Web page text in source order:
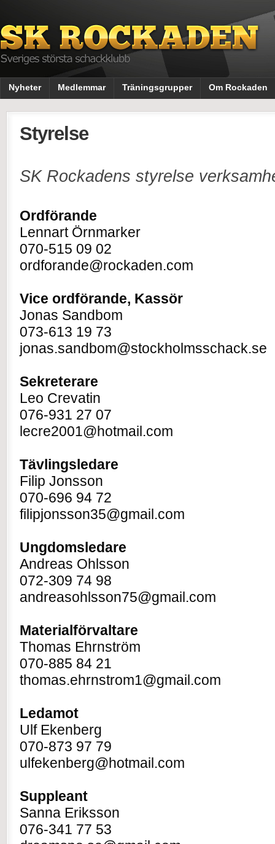
Nyheter Medlemmar Träningsgrupper Om Rockaden
Styrelse
SK Rockadens styrelse
Ordförande
Lennart Örnmarker
070-515 09 02
ordforande@rockaden.com
Vice ordförande, Kassör
Jonas Sandbom
073-613 19 73
jonas.sandbom@stockholmsschack.se
Sekreterare
Leo Crevatin
076-931 27 07
lecre2001@hotmail.com
Tävlingsledare
Filip Jonsson
070-696 94 72
filipjonsson35@gmail.com
Ungdomsledare
Andreas Ohlsson
072-309 74 98
andreasohlsson75@gmail.com
Materialförvaltare
Thomas Ehrnström
070-885 84 21
thomas.ehrnstrom1@gmail.com
Ledamot
Ulf Ekenberg
070-873 97 79
ulfekenberg@hotmail.com
Suppleant
Sanna Eriksson
076-341 77 53